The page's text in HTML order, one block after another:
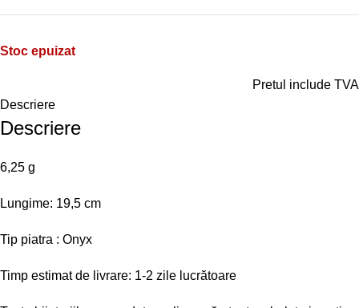
Stoc epuizat
Pretul include TVA
Descriere
Descriere
6,25 g
Lungime: 19,5 cm
Tip piatra : Onyx
Timp estimat de livrare: 1-2 zile lucrătoare